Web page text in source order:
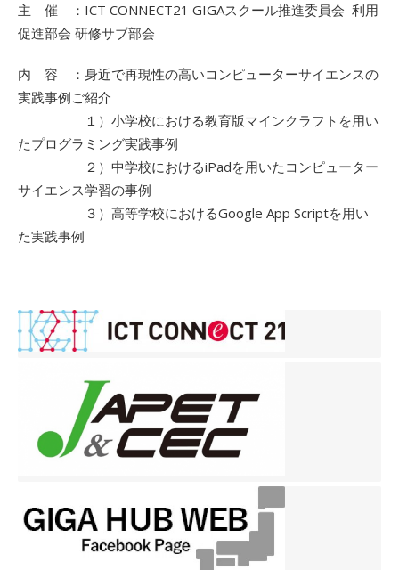
主 催 ：ICT CONNECT21 GIGAスクール推進委員会 利用
促進部会 研修サブ部会
内 容 ：身近で再現性の高いコンピューターサイエンスの
実践事例ご紹介
１）小学校における教育版マインクラフトを用い
たプログラミング実践事例
２）中学校におけるiPadを用いたコンピューター
サイエンス学習の事例
３）高等学校におけるGoogle App Scriptを用い
た実践事例